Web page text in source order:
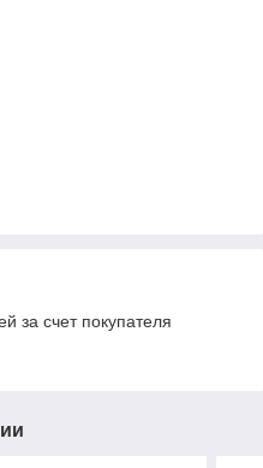
за счет покупателя